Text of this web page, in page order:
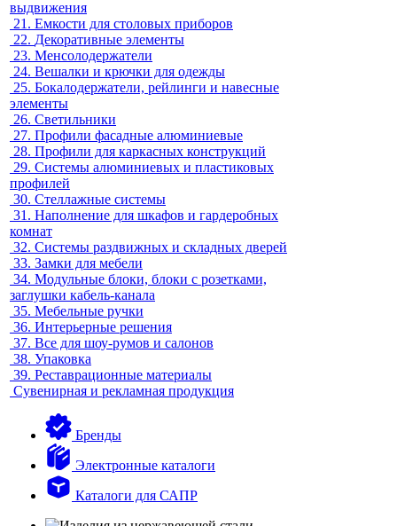
выдвижения
21. Емкости для столовых приборов
22. Декоративные элементы
23. Менсолодержатели
24. Вешалки и крючки для одежды
25. Бокалодержатели, рейлинги и навесные
элементы
26. Светильники
27. Профили фасадные алюминиевые
28. Профили для каркасных конструкций
29. Системы алюминиевых и пластиковых
профилей
30. Стеллажные системы
31. Наполнение для шкафов и гардеробных
комнат
32. Системы раздвижных и складных дверей
33. Замки для мебели
34. Модульные блоки, блоки с розетками,
заглушки кабель-канала
35. Мебельные ручки
36. Интерьерные решения
37. Все для шоу-румов и салонов
38. Упаковка
39. Реставрационные материалы
Сувенирная и рекламная продукция
Бренды
Электронные каталоги
Каталоги для САПР